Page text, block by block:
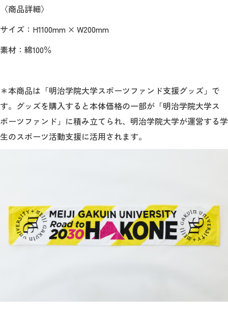
お問合わせ
〈商品詳細〉
サイズ： H1100mm × W200mm
素材：綿100％
＊本商品は「明治学院大学スポーツファンド支援グッズ」で
す。グッズを購入すると本体価格の一部が「明治学院大学ス
ポーツファンド」に積み立てられ、明治学院大学が運営する学
生のスポーツ活動支援に活用されます。